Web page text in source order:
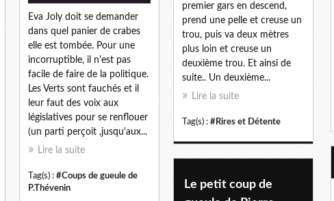
Eva Joly doit se demander
dans quel panier de crabes
elle est tombée. Pour une
incorruptible, il n'est pas
facile de faire de la politique.
Les Verts sont fauchés et il
leur faut des voix aux
législatives pour se renflouer
(un parti perçoit ,jusqu'aux...
Lire la suite
Tag(s) : #Coups de gueule de
P.Thévenin
premier gars en descend,
prend une pelle et creuse un
trou, puis va deux mètres
plus loin et creuse un
deuxième trou. Et ainsi de
suite.. Un deuxième...
Lire la suite
Tag(s) : #Rires et Détente
Le petit coup de